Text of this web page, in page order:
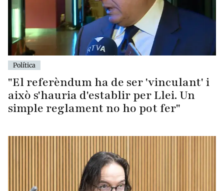
Política
"El referèndum ha de ser 'vinculant' i
això s'hauria d'establir per Llei. Un
simple reglament no ho pot fer"